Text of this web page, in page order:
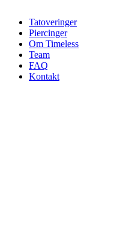
Tatoveringer
Piercinger
Om Timeless
Team
FAQ
Kontakt